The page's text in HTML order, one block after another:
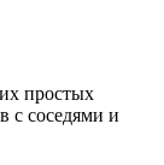
простых
с соседями и